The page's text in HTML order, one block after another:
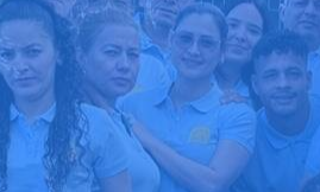
garantizar una
impecable a tus
Pide tu